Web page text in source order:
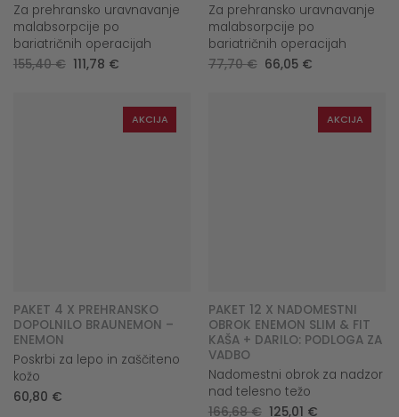
Za prehransko uravnavanje
malabsorpcije po
bariatričnih operacijah
155,40€ Original
price
111,78 €Current
Za prehransko uravnavanje
malabsorpcije po
bariatričnih operacijah
77,70€ Original
price
66,05 €Current
AKCIJA
PAKET 4 X PREHRANSKO
DOPOLNILO BRAUNEMON –
ENEMON
Poskrbi za lepo in zaščiteno
kožo
60,80 €
AKCIJA
PAKET 12 X NADOMESTNI
OBROK ENEMON SLIM & FIT
KAŠA + DARILO: PODLOGA ZA
VADBO
Nadomestni obrok za nadzor
nad telesno težo
166,68€ Original
125,01 €Current